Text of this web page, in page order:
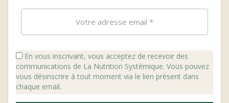
En vous inscrivant, vous acceptez de recevoir des
communications de La Nutrition Systémique. Vous pouvez
vous désinscrire à tout moment via le lien présent dans
chaque email.